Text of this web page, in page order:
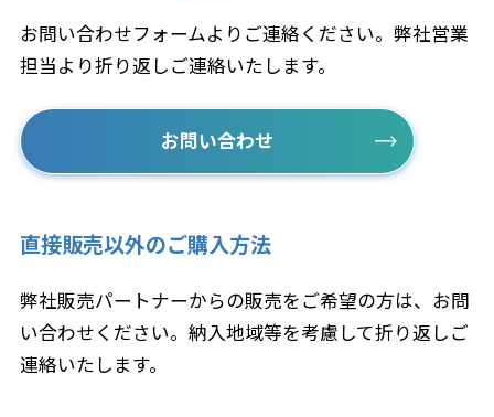
お問い合わせフォームよりご連絡ください。弊社営業
担当より折り返しご連絡いたします。
お問い合わせ
直接販売以外のご購入方法
弊社販売パートナーからの販売をご希望の方は、お問
い合わせください。納入地域等を考慮して折り返しご
連絡いたします。